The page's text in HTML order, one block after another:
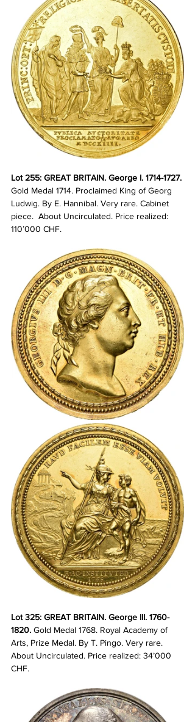
Lot 255: GREAT BRITAIN. George I. 1714-1727.
Gold Medal 1714. Proclaimed King of Georg
Ludwig. By E. Hannibal. Very rare. Cabinet
piece.  About Uncirculated. Price realized:
110’000 CHF.
Lot 325: GREAT BRITAIN. George III. 1760-
1820. Gold Medal 1768. Royal Academy of
Arts, Prize Medal. By T. Pingo. Very rare.
About Uncirculated. Price realized: 34’000
CHF.